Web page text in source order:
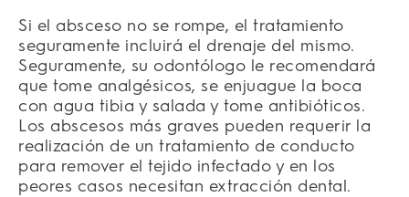
Si el absceso no se rompe, el tratamiento
seguramente incluirá el drenaje del mismo.
Seguramente, su odontólogo le recomendará
que tome analgésicos, se enjuague la boca
con agua tibia y salada y tome antibióticos.
Los abscesos más graves pueden requerir la
realización de un tratamiento de conducto
para remover el tejido infectado y en los
peores casos necesitan extracción dental.